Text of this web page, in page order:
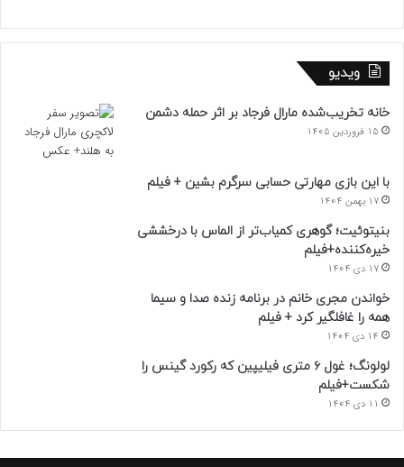
ویدیو
خانه تخریب‌شده مارال فرجاد بر اثر حمله دشمن
15 فروردین 1405
با این بازی مهارتی حسابی سرگرم بشین + فیلم
17 بهمن 1404
بنیتوئیت؛ گوهری کمیاب‌تر از الماس با درخششی
خیره‌کننده+فیلم
17 دی 1404
خواندن مجری خانم در برنامه زنده صدا و سیما
همه را غافلگیر کرد + فیلم
14 دی 1404
لولونگ؛ غول ۶ متری فیلیپین که رکورد گینس را
شکست+فیلم
11 دی 1404